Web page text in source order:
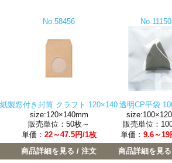
No.58456
紙製窓付き封筒 クラフト 120×140
size:120×140mm
販売単位：50枚～
単価： 22～47.5円/1枚
商品詳細を見る / 注文
No.11150
透明CP平袋
販売単位：
単価： 9.6～19
商品詳細を見